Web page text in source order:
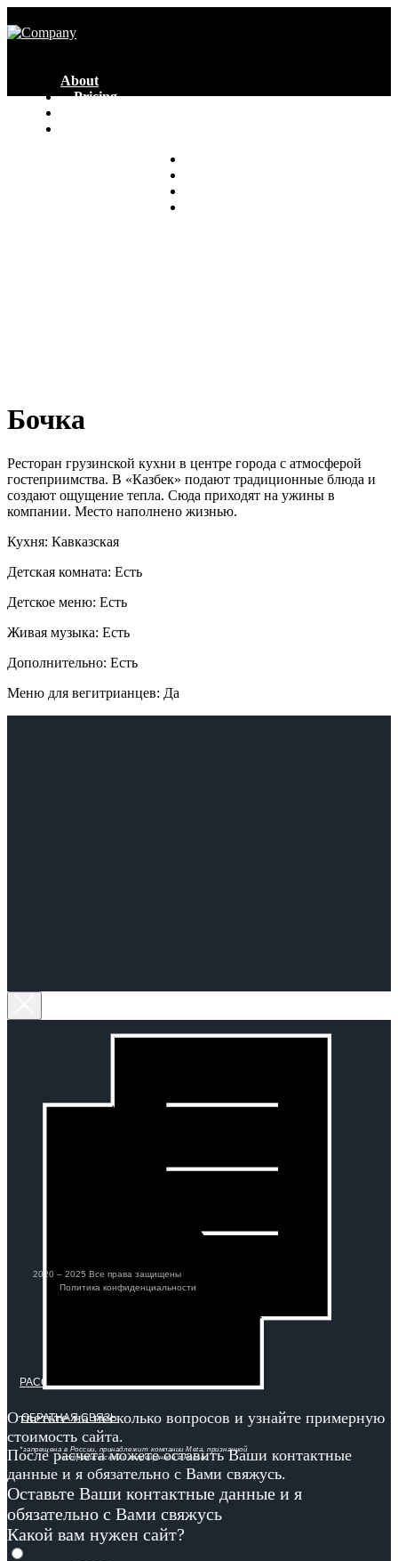
About
Pricing
Бочка
Ресторан грузинской кухни в центре города с атмосферой
гостеприимства. В «Казбек» подают традиционные блюда и
создают ощущение тепла. Сюда приходят на ужины в
компании. Место наполнено жизнью.
Кухня: Кавказская
Детская комната: Есть
Детское меню: Есть
Живая музыка: Есть
Дополнительно: Есть
Меню для вегитрианцев: Да
2020 – 2025 Все права защищены
Политика конфиденциальности
РАССЧИТАТЬ СТОИМОСТЬ САЙТА
ОБРАТНАЯ СВЯЗЬ
*запрещена в России, принадлежит компании Meta, признанной
экстремистской и запрещенной в России
Ответьте на несколько вопросов и узнайте примерную
стоимость сайта.
После расчета можете оставить Ваши контактные
данные и я обязательно с Вами свяжусь.
Оставьте Ваши контактные данные и я
обязательно с Вами свяжусь
Какой вам нужен сайт?